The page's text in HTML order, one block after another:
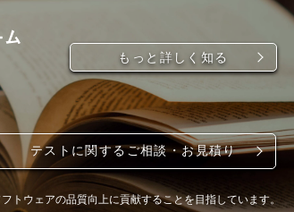
もっと詳しく知る
テストに関するご相談・お見積り
トウェアの品質向上に貢献することを目指しています。